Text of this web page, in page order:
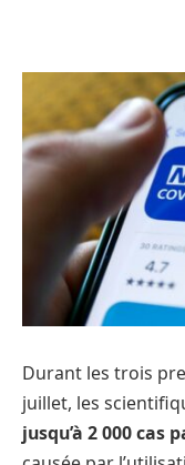
Durant les trois
juillet, les
jusqu’à 2 000 cas